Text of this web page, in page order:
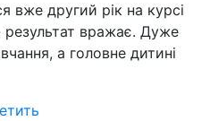
вже другий рік на курсі
вражає. Дуже
а головне дитині